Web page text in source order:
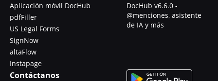
Aplicación móvil DocHub
pdfFiller
US Legal Forms
SignNow
altaFlow
Instapage
DocHub v6.6.0 -
@menciones, asistente
de IA y más
Contáctanos